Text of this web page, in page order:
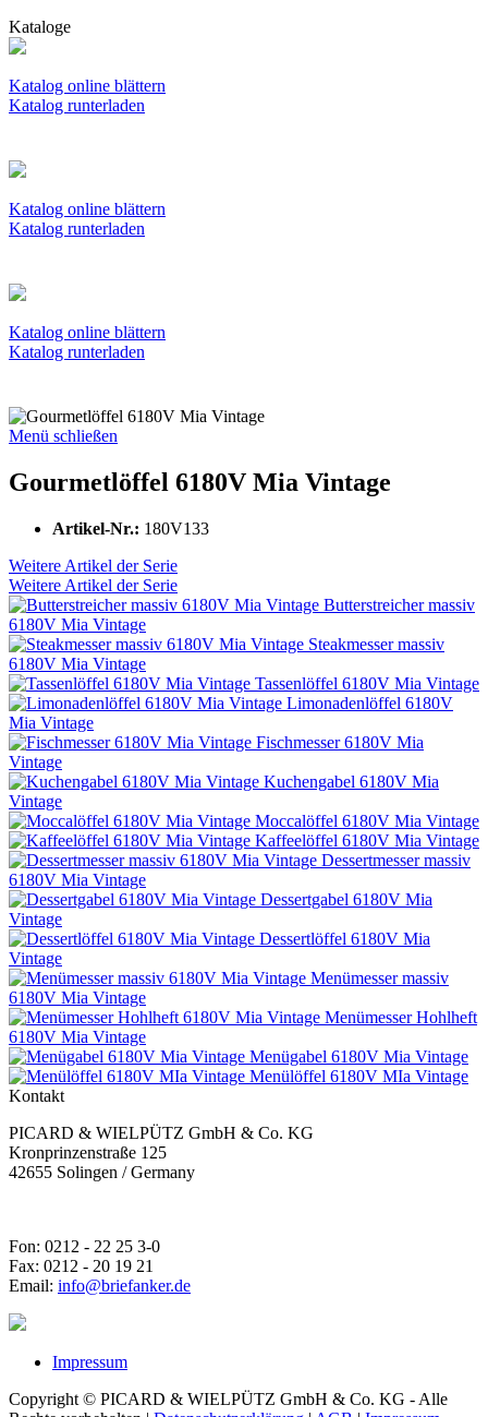
Kataloge
Katalog online blättern
Katalog runterladen
Katalog online blättern
Katalog runterladen
Katalog online blättern
Katalog runterladen
Menü schließen
Gourmetlöffel 6180V Mia Vintage
Artikel-Nr.: 180V133
Weitere Artikel der Serie
Weitere Artikel der Serie
Butterstreicher massiv
6180V Mia Vintage
Steakmesser massiv
6180V Mia Vintage
Tassenlöffel 6180V Mia Vintage
Limonadenlöffel 6180V
Mia Vintage
Fischmesser 6180V Mia
Vintage
Kuchengabel 6180V Mia
Vintage
Moccalöffel 6180V Mia Vintage
Kaffeelöffel 6180V Mia Vintage
Dessertmesser massiv
6180V Mia Vintage
Dessertgabel 6180V Mia
Vintage
Dessertlöffel 6180V Mia
Vintage
Menümesser massiv
6180V Mia Vintage
Menümesser Hohlheft
6180V Mia Vintage
Menügabel 6180V Mia Vintage
Menülöffel 6180V MIa Vintage
Kontakt
PICARD & WIELPÜTZ GmbH & Co. KG
Kronprinzenstraße 125
42655 Solingen / Germany
Fon: 0212 - 22 25 3-0
Fax: 0212 - 20 19 21
Email: info@briefanker.de
Impressum
Copyright © PICARD & WIELPÜTZ GmbH & Co. KG - Alle